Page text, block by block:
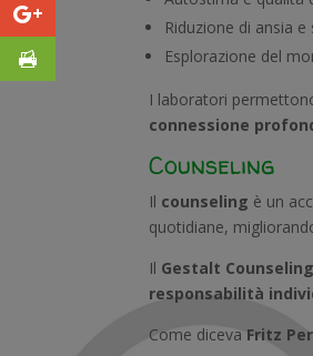
Riduzione di ansia e
Esplorazione del
I laboratori
connessione
Counseling
Il counseling è un
quotidiane,
Il Gestalt Counseling
responsabilità
Come diceva Fritz